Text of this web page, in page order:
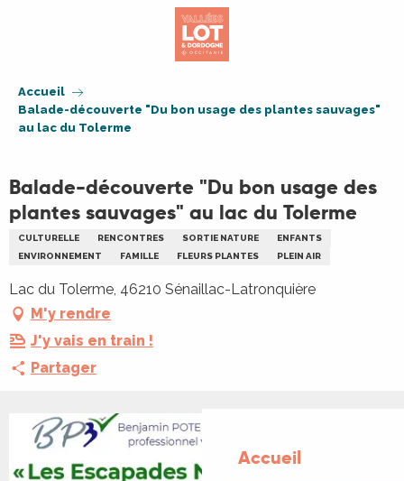
Accueil
Accueil
Balade-découverte "Du bon usage des plantes sauvages"
au lac du Tolerme
Balade-découverte "Du bon usage des
plantes sauvages" au lac du Tolerme
CULTURELLE RENCONTRES SORTIE NATURE
ENFANTS
ENVIRONNEMENT
FAMILLE FLEURS PLANTES PLEIN AIR
Lac du Tolerme, 46210 Sénaillac-Latronquière
M'y rendre
J'y vais en train !
Partager